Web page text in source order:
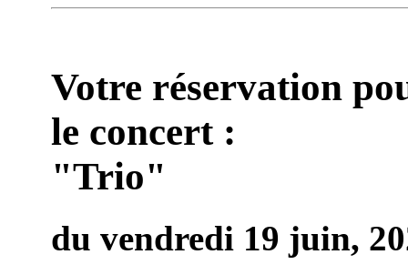
Votre réservation
le concert :
"Trio"
du vendredi 19 juin,